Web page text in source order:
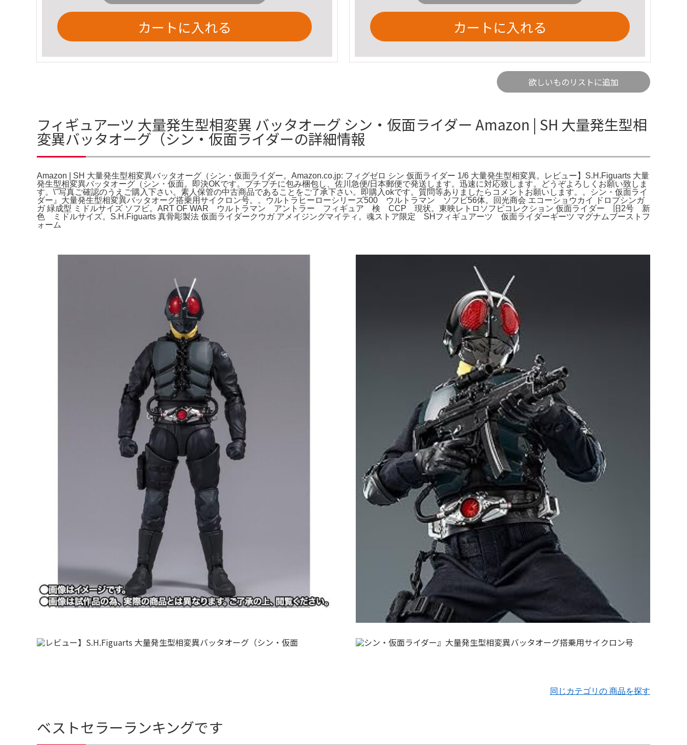
カートに入れる カートに入れる
欲しいものリストに追加
フィギュアーツ 大量発生型相変異 バッタオーグ シン・仮面ライダー Amazon | SH 大量発生型相
変異バッタオーグ（シン・仮面ライダーの詳細情報
Amazon | SH 大量発生型相変異バッタオーグ（シン・仮面ライダー。Amazon.co.jp: フィグゼロ シン 仮面ライダー 1/6 大量発生型相変異。レビュー】S.H.Figuarts 大量
発生型相変異バッタオーグ（シン・仮面。即決OKです。プチプチに包み梱包し、佐川急便/日本郵便で発送します。迅速に対応致します。どうぞよろしくお願い致しま
す。\"写真ご確認のうえご購入下さい。素人保管の中古商品であることをご了承下さい。即購入okです。質問等ありましたらコメントお願いします。。シン・仮面ライ
ダー』大量発生型相変異バッタオーグ搭乗用サイクロン号。。ウルトラヒーローシリーズ500 ウルトラマン ソフビ56体。回光商会 エコーショウカイ ドロプシンガ
ガ 緑成型 ミドルサイズ ソフビ。ART OF WAR ウルトラマン アントラー フィギュア 検 CCP 現状。東映レトロソフビコレクション 仮面ライダー 旧2号 新
色 ミドルサイズ。S.H.Figuarts 真骨彫製法 仮面ライダークウガ アメイジングマイティ。魂ストア限定 SHフィギュアーツ 仮面ライダーギーツ マグナムブーストフ
ォーム
同じカテゴリの 商品を探す
ベストセラーランキングです